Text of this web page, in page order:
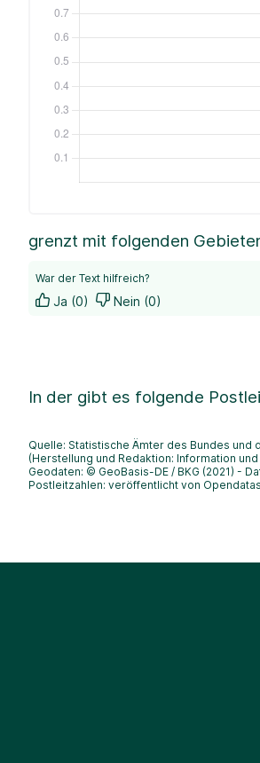
grenzt mit folgenden
War der Text hilfreich?
Ja (0) Nein (0)
In der gibt es folgende
Quelle: Statistische Ämter des Bundes und
(Herstellung und Redaktion: Information
Geodaten: © GeoBasis-DE / BKG (2021) -
Postleitzahlen: veröffentlicht von